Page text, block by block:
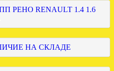
RENAULT 1.4 1.6
НА СКЛАДЕ